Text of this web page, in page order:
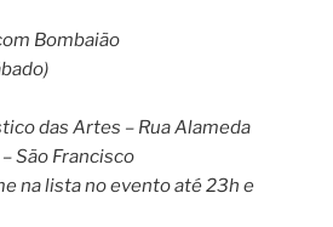
Bombaião
das Artes – Rua Alameda
São Francisco
na lista no evento até 23h e